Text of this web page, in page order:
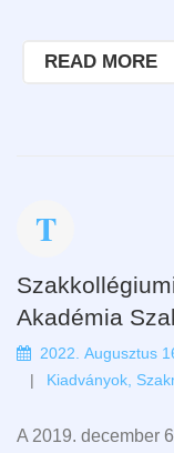
READ MORE
Akadémia
2022. Augusztus
Kiadványok
A 2019. december